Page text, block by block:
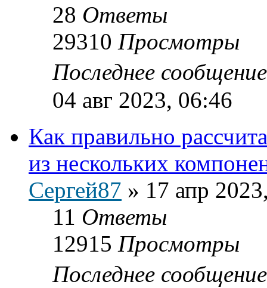
28 Ответы
29310 Просмотры
Последнее
04 авг 2023, 06:46
Как правильно
из нескольких
Сергей87 » 17 апр
11 Ответы
12915 Просмотры
Последнее